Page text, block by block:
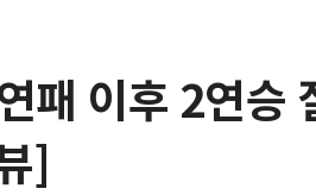
패 이후 2연
]